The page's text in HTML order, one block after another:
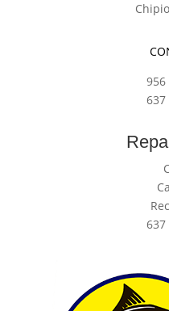
956
637
637